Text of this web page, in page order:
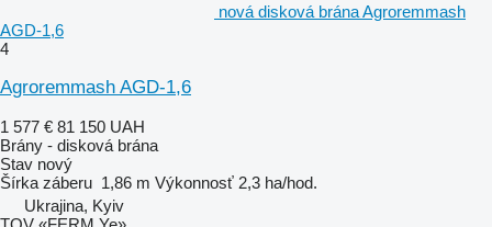
nová disková brána Agroremmash
AGD-1,6
4
Agroremmash AGD-1,6
1 577 € 81 150 UAH
Brány - disková brána
Stav nový
Šírka záberu 1,86 m Výkonnosť 2,3 ha/hod.
Ukrajina, Kyiv